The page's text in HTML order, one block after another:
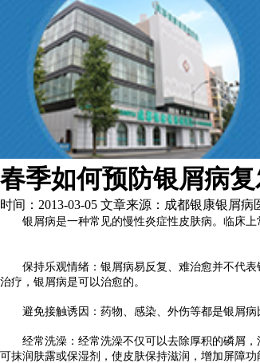
春季如何预防银屑病
时间：2013-03-05 文章来源：成都银康银屑病
银屑病是一种常见的慢性炎症性皮肤病。临床上
保持乐观情绪：银屑病易反复、难治愈并不代表
治疗，银屑病是可以治愈的。
避免接触诱因：药物、感染、外伤等都是银屑病
经常洗澡：经常洗澡不仅可以去除厚积的磷屑，
可抹润肤露或保湿剂，使皮肤保持滋润，增加屏障